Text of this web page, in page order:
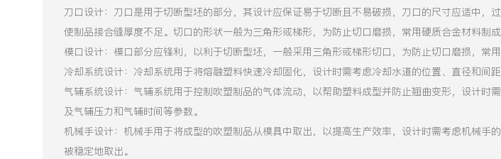
刀口设计：刀口是用于切断型坯的部分，其设计应保证易于切断且不易破损，刀口的尺寸应适中，
使制品接合缝厚度不足。切口的形状一般为三角形或梯形，为防止切口磨损，常用硬质合金材料制成
模口设计：模口部分应锋利，以利于切断型坯，一般采用三角形或梯形切口，为防止切口磨损，常
冷却系统设计：冷却系统用于将熔融塑料快速冷却固化，设计时需考虑冷却水道的位置、直径和间
气辅系统设计：气辅系统用于控制吹塑制品的气体流动，以帮助塑料成型并防止翘曲变形，设计时
及气辅压力和气辅时间等参数。
机械手设计：机械手用于将成型的吹塑制品从模具中取出，以提高生产效率，设计时需考虑机械手
被稳定地取出。